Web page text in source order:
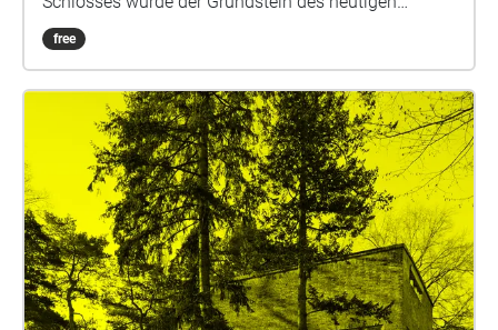
Bezirks Charlottenburg-Wilmersdorf gelegt. Doch war
die Entwicklung zur einstigen Villenkolonie im 19.
Schritten eines Verstädterungsprozesses, der bis
heute andauert. Durch die Umbrüche der
vergangenen 150 Jahre und die Entstehung neuer
sozialer Gruppen haben sich die Lebensverhältnisse
der Menschen kontinuierlich verändert. Die
Wohnverhältnisse der verschiedenen
Bevölkerungsgruppen symbolisieren diesen Wandel
in besonderer Weise. Sie spiegeln die
gesellschaftlichen Anforderungen und Bedürfnisse
free